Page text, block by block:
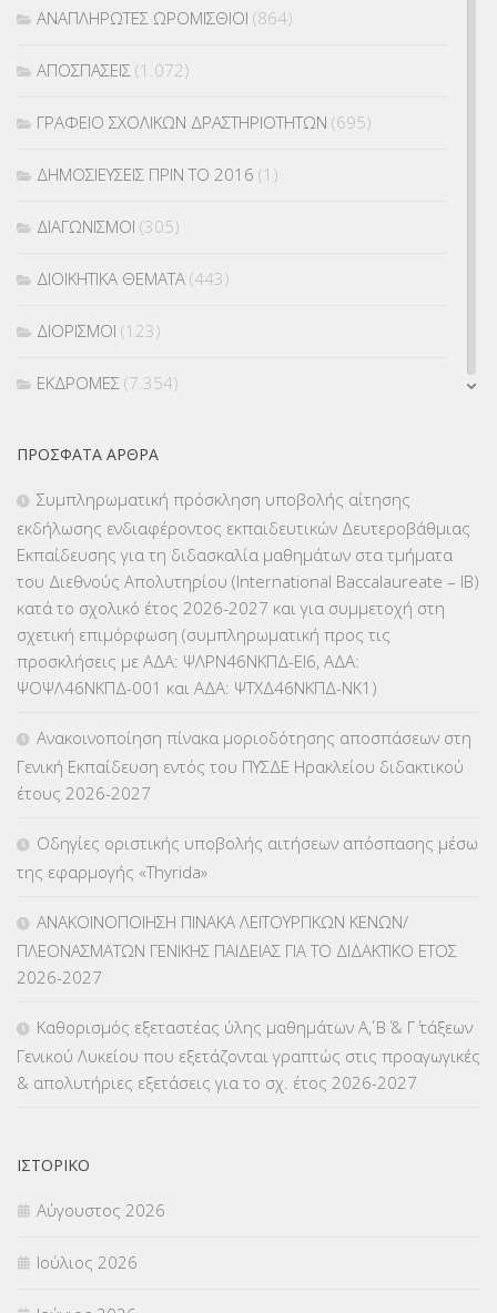
ΑΝΑΠΛΗΡΩΤΕΣ ΩΡΟΜΙΣΘΙΟΙ (864)
ΑΠΟΣΠΑΣΕΙΣ (1.072)
ΓΡΑΦΕΙΟ ΣΧΟΛΙΚΩΝ ΔΡΑΣΤΗΡΙΟΤΗΤΩΝ (695)
ΔΗΜΟΣΙΕΥΣΕΙΣ ΠΡΙΝ ΤΟ 2016 (1)
ΔΙΑΓΩΝΙΣΜΟΙ (305)
ΔΙΟΙΚΗΤΙΚΑ ΘΕΜΑΤΑ (443)
ΔΙΟΡΙΣΜΟΙ (123)
ΕΚΔΡΟΜΕΣ (7.354)
ΕΠΙΜΟΡΦΩΣΗ Τ.Π.Ε.(10)
ΕΥΡΩΠΑΪΚΑ ΠΡΟΓΡΑΜΜΑΤΑ(230)
ΚΕΣΥ (60)
ΚΕΣΥΠ(109)
ΚΠγ – ΚΡΑΤΙΚΟ ΠΙΣΤΟΠΟΙΗΤΙΚΟ ΓΛΩΣΣΟΜΑΘΕΙΑΣ(135)
ΚΠπ- ΚΡΑΤΙΚΟ ΠΙΣΤΟΠΟΙΗΤΙΚΟ ΠΛΗΡΟΦΟΡΙΚΗΣ
ΛΟΙΠΑ(309)
ΜΕΤΑΘΕΣΕΙΣ-ΤΟΠΟΘΕΤΗΣΕΙΣ ΒΕΛΤΙΩΣΕΙΣ(319)
ΜΕΤΑΦΟΡΑ ΜΑΘΗΤΩΝ(3)
ΟΙΚΟΝΟΜΙΚΑ ΘΕΜΑΤΑ
Π.Ε.Κ. ΗΡΑΚΛΕΙΟΥ
ΠΑΝΕΛΛΑΔΙΚΕΣ ΕΞΕΤΑΣΕΙΣ
ΠΡΌΣΦΑΤΑ ΆΡΘΡΑ
Συμπληρωματική πρόσκληση υποβολής αίτησης
εκδήλωσης ενδιαφέροντος εκπαιδευτικών Δευτεροβάθμιας
Εκπαίδευσης για τη διδασκαλία μαθημάτων στα τμήματα
του Διεθνούς Απολυτηρίου (International Baccalaureate – IB)
κατά το σχολικό έτος 2026-2027 και για συμμετοχή στη
σχετική επιμόρφωση (συμπληρωματική προς τις
προσκλήσεις με ΑΔΑ: ΨΛΡΝ46ΝΚΠΔ-ΕΙ6, ΑΔΑ:
ΨΟΨΛ46ΝΚΠΔ-001 και ΑΔΑ: ΨΤΧΔ46ΝΚΠΔ-ΝΚ1)
Ανακοινοποίηση πίνακα μοριοδότησης αποσπάσεων στη
Γενική Εκπαίδευση εντός του ΠΥΣΔΕ Ηρακλείου διδακτικού
έτους 2026-2027
Οδηγίες οριστικής υποβολής αιτήσεων απόσπασης μέσω
της εφαρμογής «Thyrida»
ΑΝΑΚΟΙΝΟΠΟΙΗΣΗ ΠΙΝΑΚΑ ΛΕΙΤΟΥΡΓΙΚΩΝ ΚΕΝΩΝ/
ΠΛΕΟΝΑΣΜΑΤΩΝ ΓΕΝΙΚΗΣ ΠΑΙΔΕΙΑΣ ΓΙΑ ΤΟ ΔΙΔΑΚΤΙΚΟ ΕΤΟΣ
2026-2027
Καθορισμός εξεταστέας ύλης μαθημάτων Α΄, Β΄ & Γ΄ τάξεων
Γενικού Λυκείου που εξετάζονται γραπτώς στις προαγωγικές
& απολυτήριες εξετάσεις για το σχ. έτος 2026-2027
ΙΣΤΟΡΙΚΌ
Αύγουστος 2026
Ιούλιος 2026